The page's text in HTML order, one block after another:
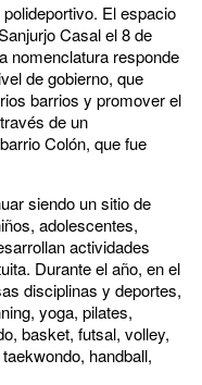
El espacio
Casal el 8 de
nomenclatura responde
de gobierno, que
barrios y promover el
de un
Colón, que fue
siendo un sitio de
adolescentes,
actividades
Durante el año, en el
disciplinas y deportes,
yoga, pilates,
basket, futsal, volley,
handball,